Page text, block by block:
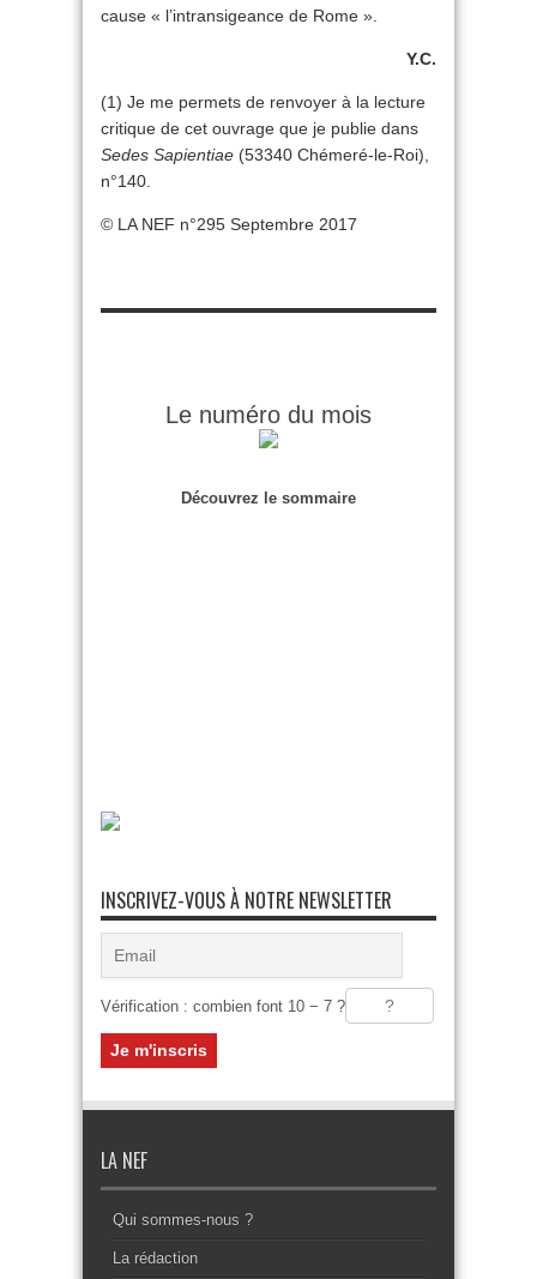
cause « l’intransigeance de Rome ».
Y.C.
(1) Je me permets de renvoyer à la lecture
critique de cet ouvrage que je publie dans
Sedes Sapientiae (53340 Chémeré-le-Roi),
n°140.
© LA NEF n°295 Septembre 2017
Le numéro du mois
Découvrez le sommaire
INSCRIVEZ-VOUS À NOTRE NEWSLETTER
Vérification : combien font 10 − 7 ?
LA NEF
Qui sommes-nous ?
La rédaction